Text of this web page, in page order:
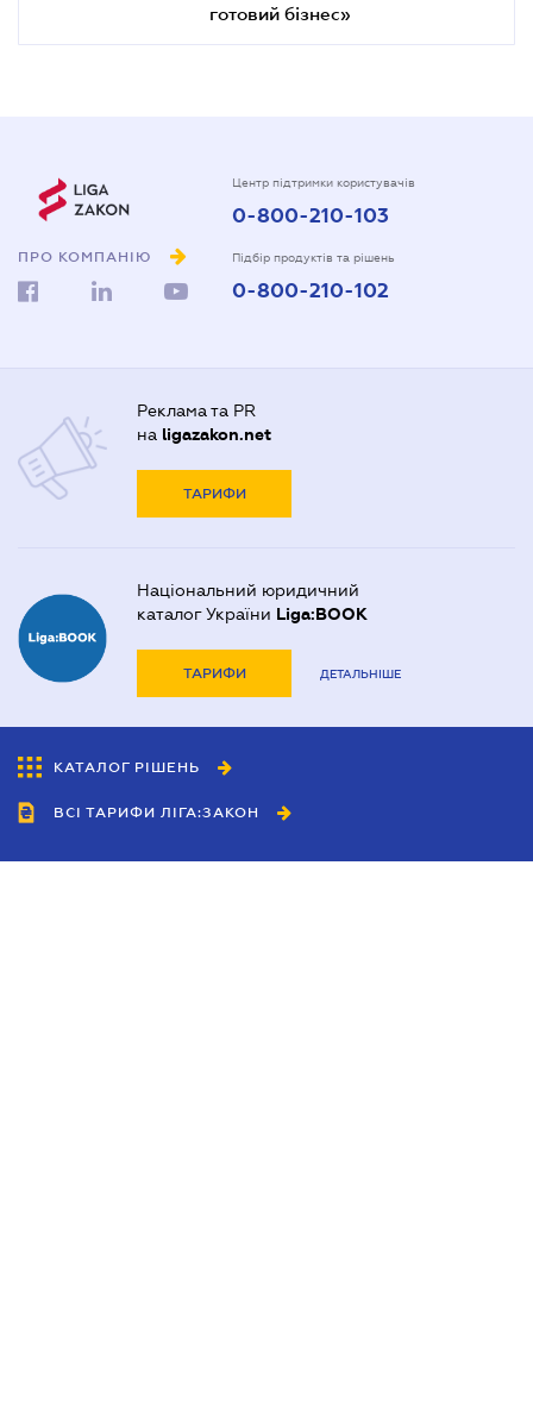
готовий бізнес»
ПРО КОМПАНІЮ
Центр підтримки користувачів
0-800-210-103
Підбір продуктів та рішень
0-800-210-102
Реклама та PR
на ligazakon.net
ТАРИФИ
Національний юридичний
каталог України Liga:BOOK
ТАРИФИ ДЕТАЛЬНІШЕ
КАТАЛОГ РІШЕНЬ
ВСІ ТАРИФИ ЛІГА:ЗАКОН